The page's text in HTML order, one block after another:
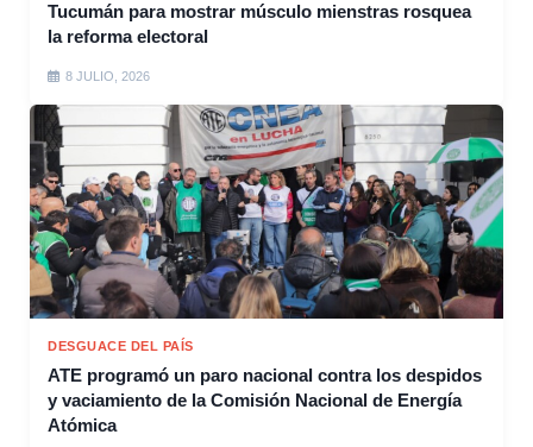
Tucumán para mostrar músculo mienstras rosquea
la reforma electoral
8 JULIO, 2026
DESGUACE DEL PAÍS
ATE programó un paro nacional contra los despidos
y vaciamiento de la Comisión Nacional de Energía
Atómica